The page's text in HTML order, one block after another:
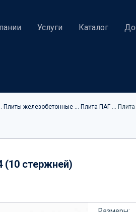
Услуги Каталог
Плиты железобетонные ... Плита ПАГ ...
(10 стержней)